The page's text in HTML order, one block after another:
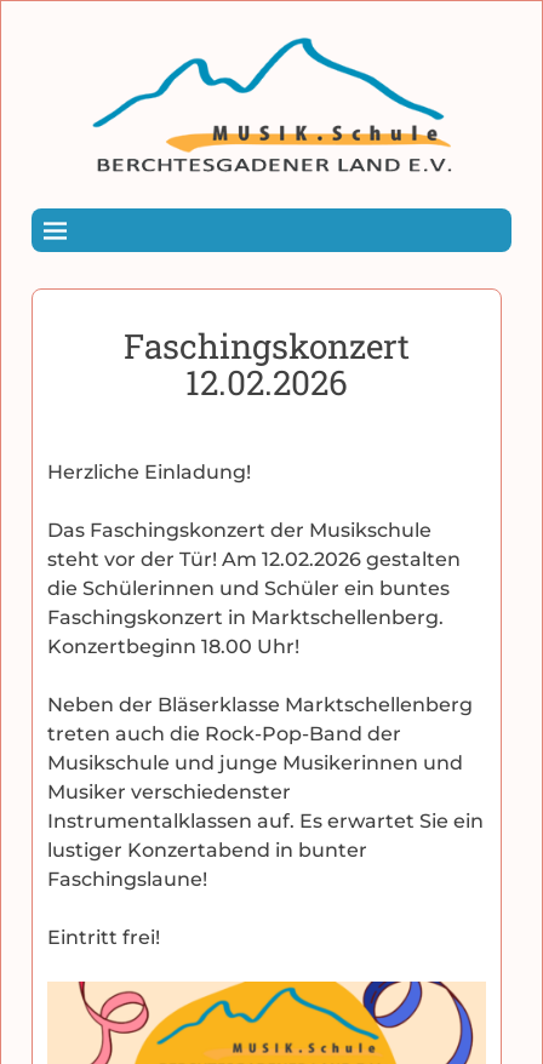
Faschingskonzert
12.02.2026
Herzliche Einladung!
Das Faschingskonzert der Musikschule
steht vor der Tür! Am 12.02.2026 gestalten
die Schülerinnen und Schüler ein buntes
Faschingskonzert in Marktschellenberg.
Konzertbeginn 18.00 Uhr!
Neben der Bläserklasse Marktschellenberg
treten auch die Rock-Pop-Band der
Musikschule und junge Musikerinnen und
Musiker verschiedenster
Instrumentalklassen auf. Es erwartet Sie ein
lustiger Konzertabend in bunter
Faschingslaune!
Eintritt frei!